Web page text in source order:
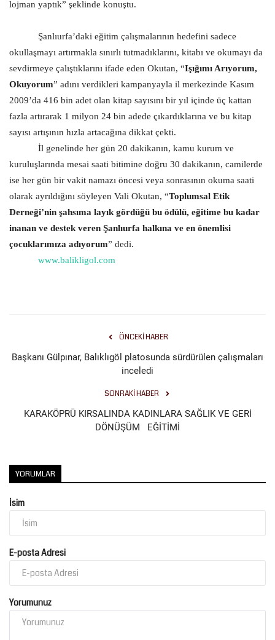
lojman yaptık” şeklinde konuştu.
Şanlıurfa’daki eğitim çalışmalarının hedefini sadece
okullaşmayı artırmakla sınırlı tutmadıklarını, kitabı ve okumayı da
sevdirmeye çalıştıklarını ifade eden Okutan, “Işığımı Arıyorum,
Okuyorum” adını verdikleri kampanyayla il merkezinde Kasım
2009’da 416 bin adet olan kitap sayısını bir yıl içinde üç kattan
fazla artırarak 1 milyon 24 bin adede çıkardıklarına ve bu kitap
sayısı artışının hızla artacağına dikkat çekti.
İl genelinde her gün 20 dakikanın, kamu kurum ve
kuruluşlarında mesai saati bitimine doğru 30 dakikanın, camilerde
ise her gün bir vakit namazı öncesi veya sonrasının okuma saati
olarak ayrıldığını söyleyen Vali Okutan, “Toplumsal Etik
Derneği’nin şahsıma layık gördüğü bu ödülü, eğitime bu kadar
inanan ve destek veren Şanlıurfa halkına ve en önemlisi
çocuklarımıza adıyorum” dedi.
www.balikligol.com
ÖNCEKI HABER
Başkanı Gülpınar, Balıklıgöl platosunda sürdürülen çalışmaları
inceledi
SONRAKI HABER
KARAKÖPRÜ KIRSALINDA KADINLARA SAĞLIK VE GERİ
DÖNÜŞÜM EĞİTİMİ
YORUMLAR
İsim
E-posta Adresi
Yorumunuz